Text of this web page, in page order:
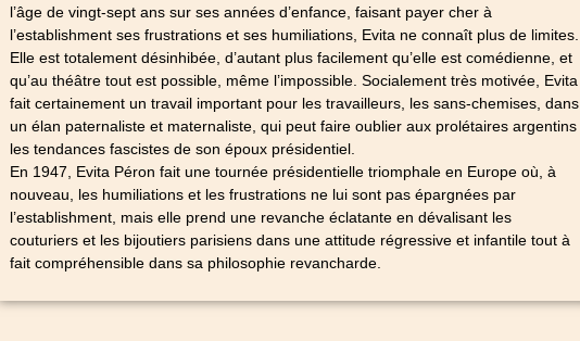
l’âge de vingt-sept ans sur ses années d’enfance, faisant payer cher à
l’establishment ses frustrations et ses humiliations, Evita ne connaît plus de limites.
Elle est totalement désinhibée, d’autant plus facilement qu’elle est comédienne, et
qu’au théâtre tout est possible, même l’impossible. Socialement très motivée, Evita
fait certainement un travail important pour les travailleurs, les sans-chemises, dans
un élan paternaliste et maternaliste, qui peut faire oublier aux prolétaires argentins
les tendances fascistes de son époux présidentiel.
En 1947, Evita Péron fait une tournée présidentielle triomphale en Europe où, à
nouveau, les humiliations et les frustrations ne lui sont pas épargnées par
l’establishment, mais elle prend une revanche éclatante en dévalisant les
couturiers et les bijoutiers parisiens dans une attitude régressive et infantile tout à
fait compréhensible dans sa philosophie revancharde.